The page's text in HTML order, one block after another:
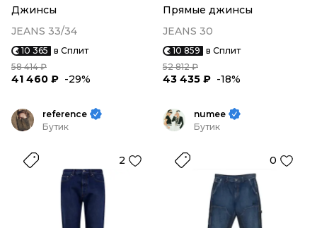
Джинсы
JEANS 33/34
10 365 в Сплит
58 414 ₽
41 460 ₽ -29%
Прямые джинсы
JEANS 30
10 859 в Сплит
52 812 ₽
43 435 ₽ -18%
reference
Бутик
2
numee
Бутик
0